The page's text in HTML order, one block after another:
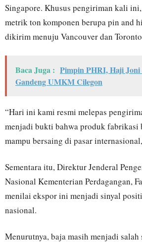
Singapore. Khusus pengiriman kali
metrik ton komponen berupa pin and
dikirim menuju Vancouver dan
Baca Juga : Pimpin PHRI, Haji Joni
Gandeng UMKM Cilegon
“Hari ini kami resmi melepas
menjadi bukti bahwa produk fabrikasi
mampu bersaing di pasar
Sementara itu, Direktur Jenderal
Nasional Kementerian Perdagangan,
menilai ekspor ini menjadi sinyal
nasional.
Menurutnya, baja masih menjadi